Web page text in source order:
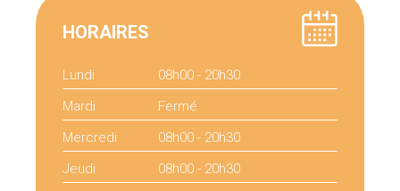
HORAIRES
Lundi
08h00 - 20h30
Mardi
Fermé
Mercredi
08h00 - 20h30
Jeudi
08h00 - 20h30